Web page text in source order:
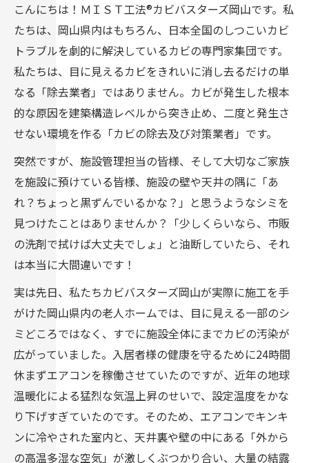
こんにちは！ＭＩＳＴ工法®カビバスターズ岡山です。私
たちは、岡山県内はもちろん、日本全国のしつこいカビ
トラブルを劇的に解決しているカビの専門家集団です。
私たちは、目に見えるカビをきれいに消し去るだけの単
なる「除去業者」ではありません。カビが発生した根本
的な原因を建築構造レベルから突き止め、二度と発生さ
せない環境を作る「カビの除去及び対策業者」です。
突然ですが、施設管理担当の皆様、そして大切なご家族
を施設に預けている皆様、施設の壁や天井の隅に「あ
れ？ちょっと黒ずんでいるかな？」と思うようなシミを
見つけたことはありませんか？「少しくらいなら、市販
の洗剤で拭けば大丈夫でしょ」と油断していたら、それ
は本当に大間違いです！
実は先日、私たちカビバスターズ岡山が実際に施工を手
がけた岡山県内の老人ホームでは、目に見える一部のシ
ミどころではなく、すでに施設全体にまでカビの汚染が
広がっていました。入居者様の健康を守るために24時間
休まずエアコンを稼働させていたのですが、近年の地球
温暖化による猛烈な気温上昇のせいで、設定温度をかな
り下げすぎていたのです。そのため、エアコンでキンキ
ンに冷やされた室内と、天井裏や壁の中にある「外から
の高温多湿な空気」が激しくぶつかり合い、大量の結露